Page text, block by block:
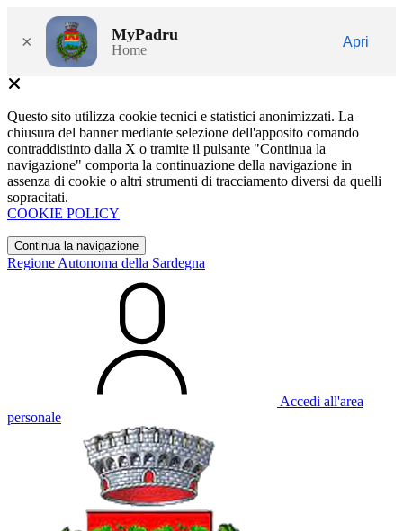
× MyPadru
Home
Apri
Questo sito utilizza cookie tecnici e statistici anonimizzati. La
chiusura del banner mediante selezione dell'apposito comando
contraddistinto dalla X o tramite il pulsante "Continua la
navigazione" comporta la continuazione della navigazione in
assenza di cookie o altri strumenti di tracciamento diversi da quelli
sopracitati.
COOKIE POLICY
Continua la navigazione
Regione Autonoma della Sardegna
Accedi all'area
personale